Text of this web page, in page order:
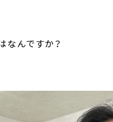
んですか？